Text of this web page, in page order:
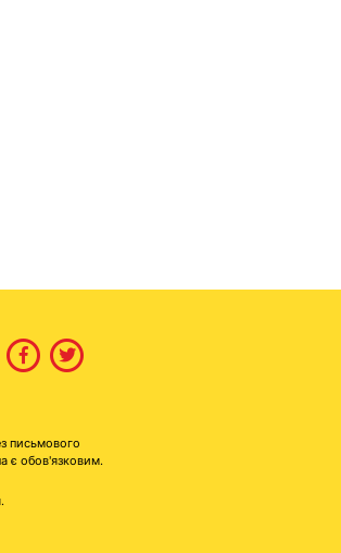
письмового
є обов'язковим.